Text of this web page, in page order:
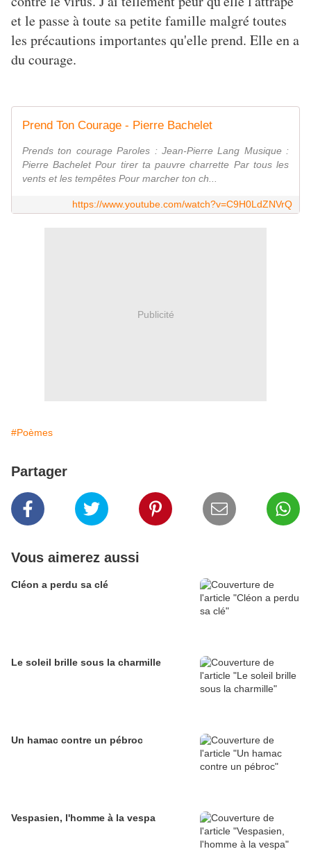
et le passe à toute sa petite famille malgré toutes
les précautions importantes qu'elle prend. Elle en a
du courage.
Prend Ton Courage - Pierre Bachelet
Prends ton courage Paroles : Jean-Pierre Lang Musique :
Pierre Bachelet Pour tirer ta pauvre charrette Par tous les
vents et les tempêtes Pour marcher ton ch...
https://www.youtube.com/watch?v=C9H0LdZNVrQ
Publicité
#Poèmes
Partager
Vous aimerez aussi
Cléon a perdu sa clé
Le soleil brille sous la charmille
Un hamac contre un pébroc
Vespasien, l'homme à la vespa